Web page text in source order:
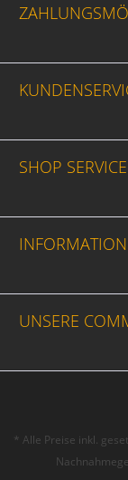
SHOP SERVICE
UNSERE
* Alle Preise inkl.